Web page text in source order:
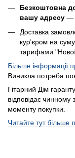
Безкоштовна
вашу адресу —
Доставка
кур'єром на
тарифами
Більше інформації
Виникла потреба
Гітарний Дім
відповідає чинному
моменту покупки.
Читайте тут більше